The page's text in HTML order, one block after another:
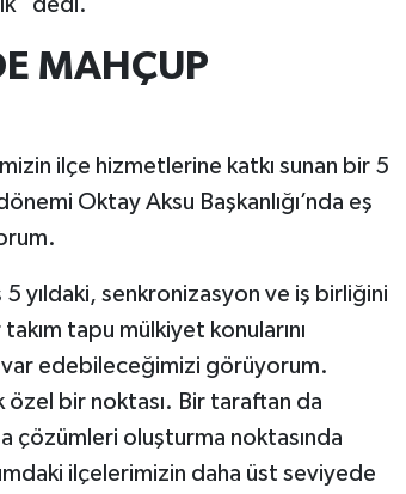
MAHÇUP
ilçe hizmetlerine katkı sunan bir 5
Oktay Aksu Başkanlığı’nda eş
yıldaki, senkronizasyon ve iş birliğini
tapu mülkiyet konularını
edebileceğimizi görüyorum.
özel bir noktası. Bir taraftan da
çözümleri oluşturma noktasında
ilçelerimizin daha üst seviyede